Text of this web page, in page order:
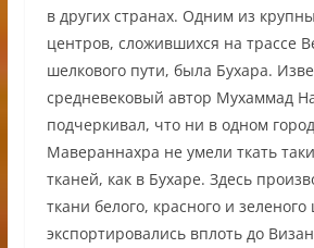
в других странах. Одним из
центров, сложившихся на трассе
шелкового пути, была Бухара.
средневековый автор Мухаммад
подчеркивал, что ни в одном
Мавераннахра не умели ткать
тканей, как в Бухаре. Здесь
ткани белого, красного и
экспортировались вплоть до